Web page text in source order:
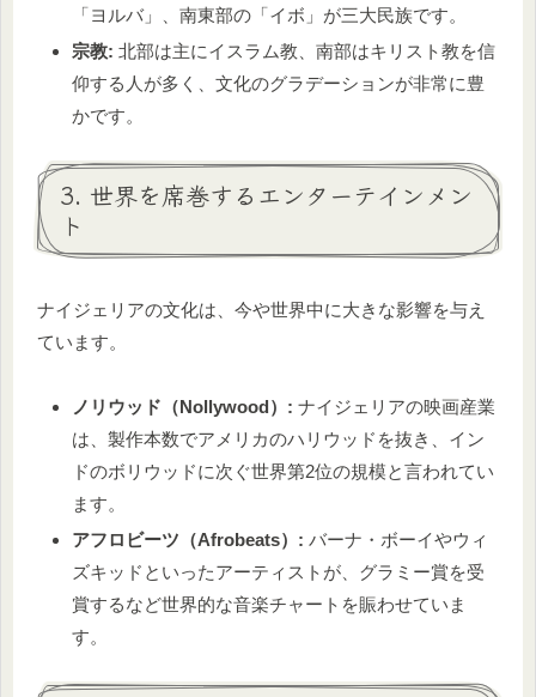
「ヨルバ」、南東部の「イボ」が三大民族です。
宗教: 北部は主にイスラム教、南部はキリスト教を信
仰する人が多く、文化のグラデーションが非常に豊
かです。
3. 世界を席巻するエンターテインメン
ト
ナイジェリアの文化は、今や世界中に大きな影響を与え
ています。
ノリウッド（Nollywood）: ナイジェリアの映画産業
は、製作本数でアメリカのハリウッドを抜き、イン
ドのボリウッドに次ぐ世界第2位の規模と言われてい
ます。
アフロビーツ（Afrobeats）: バーナ・ボーイやウィ
ズキッドといったアーティストが、グラミー賞を受
賞するなど世界的な音楽チャートを賑わせていま
す。